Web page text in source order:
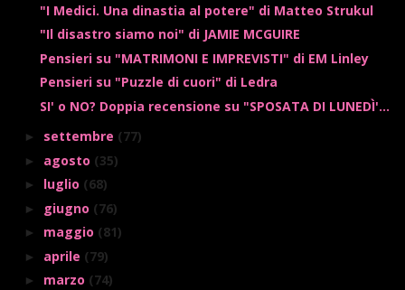
"I Medici. Una dinastia al potere" di Matteo Strukul
"Il disastro siamo noi" di JAMIE MCGUIRE
Pensieri su "MATRIMONI E IMPREVISTI" di EM Linley
Pensieri su "Puzzle di cuori" di Ledra
SI' o NO? Doppia recensione su "SPOSATA DI LUNEDÌ'...
► settembre (77)
► agosto (35)
► luglio (68)
► giugno (76)
► maggio (81)
► aprile (79)
► marzo (74)